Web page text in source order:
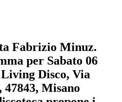
Fabrizio Minuz.
per Sabato 06
Living Disco, Via
Misano